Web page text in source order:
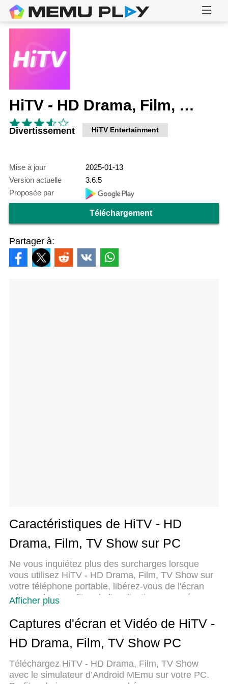
HiTV - HD Drama, Film, TV Show
Divertissement HiTV Entertainment
Mise à jour
2025-01-13
Version actuelle
3.6.5
Proposée par
Téléchargement
Partager à:
Caractéristiques de HiTV - HD
Drama, Film, TV Show sur PC
Ne vous inquiétez plus des surcharges lorsque
vous utilisez HiTV - HD Drama, Film, TV Show sur
votre téléphone portable, libérez-vous de l'écran
minuscule et profitez de l'application sur un écran
beaucoup plus grand. Désormais, vous pouvez
utiliser votre application en plein écran avec le
clavier et la souris. MEmu vous offre toutes les
fonctionnalités surprenantes que vous attendiez :
commandes intuitives, plus de limitations de
batterie, de données mobiles et d'appels
Afficher plus
Captures d'écran et Vidéo de HiTV -
HD Drama, Film, TV Show PC
Téléchargez HiTV - HD Drama, Film, TV Show
avec le simulateur d’Android MEmu sur votre PC.